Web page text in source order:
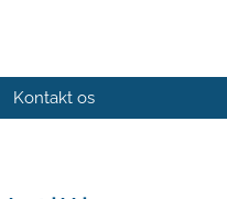
Kontakt os